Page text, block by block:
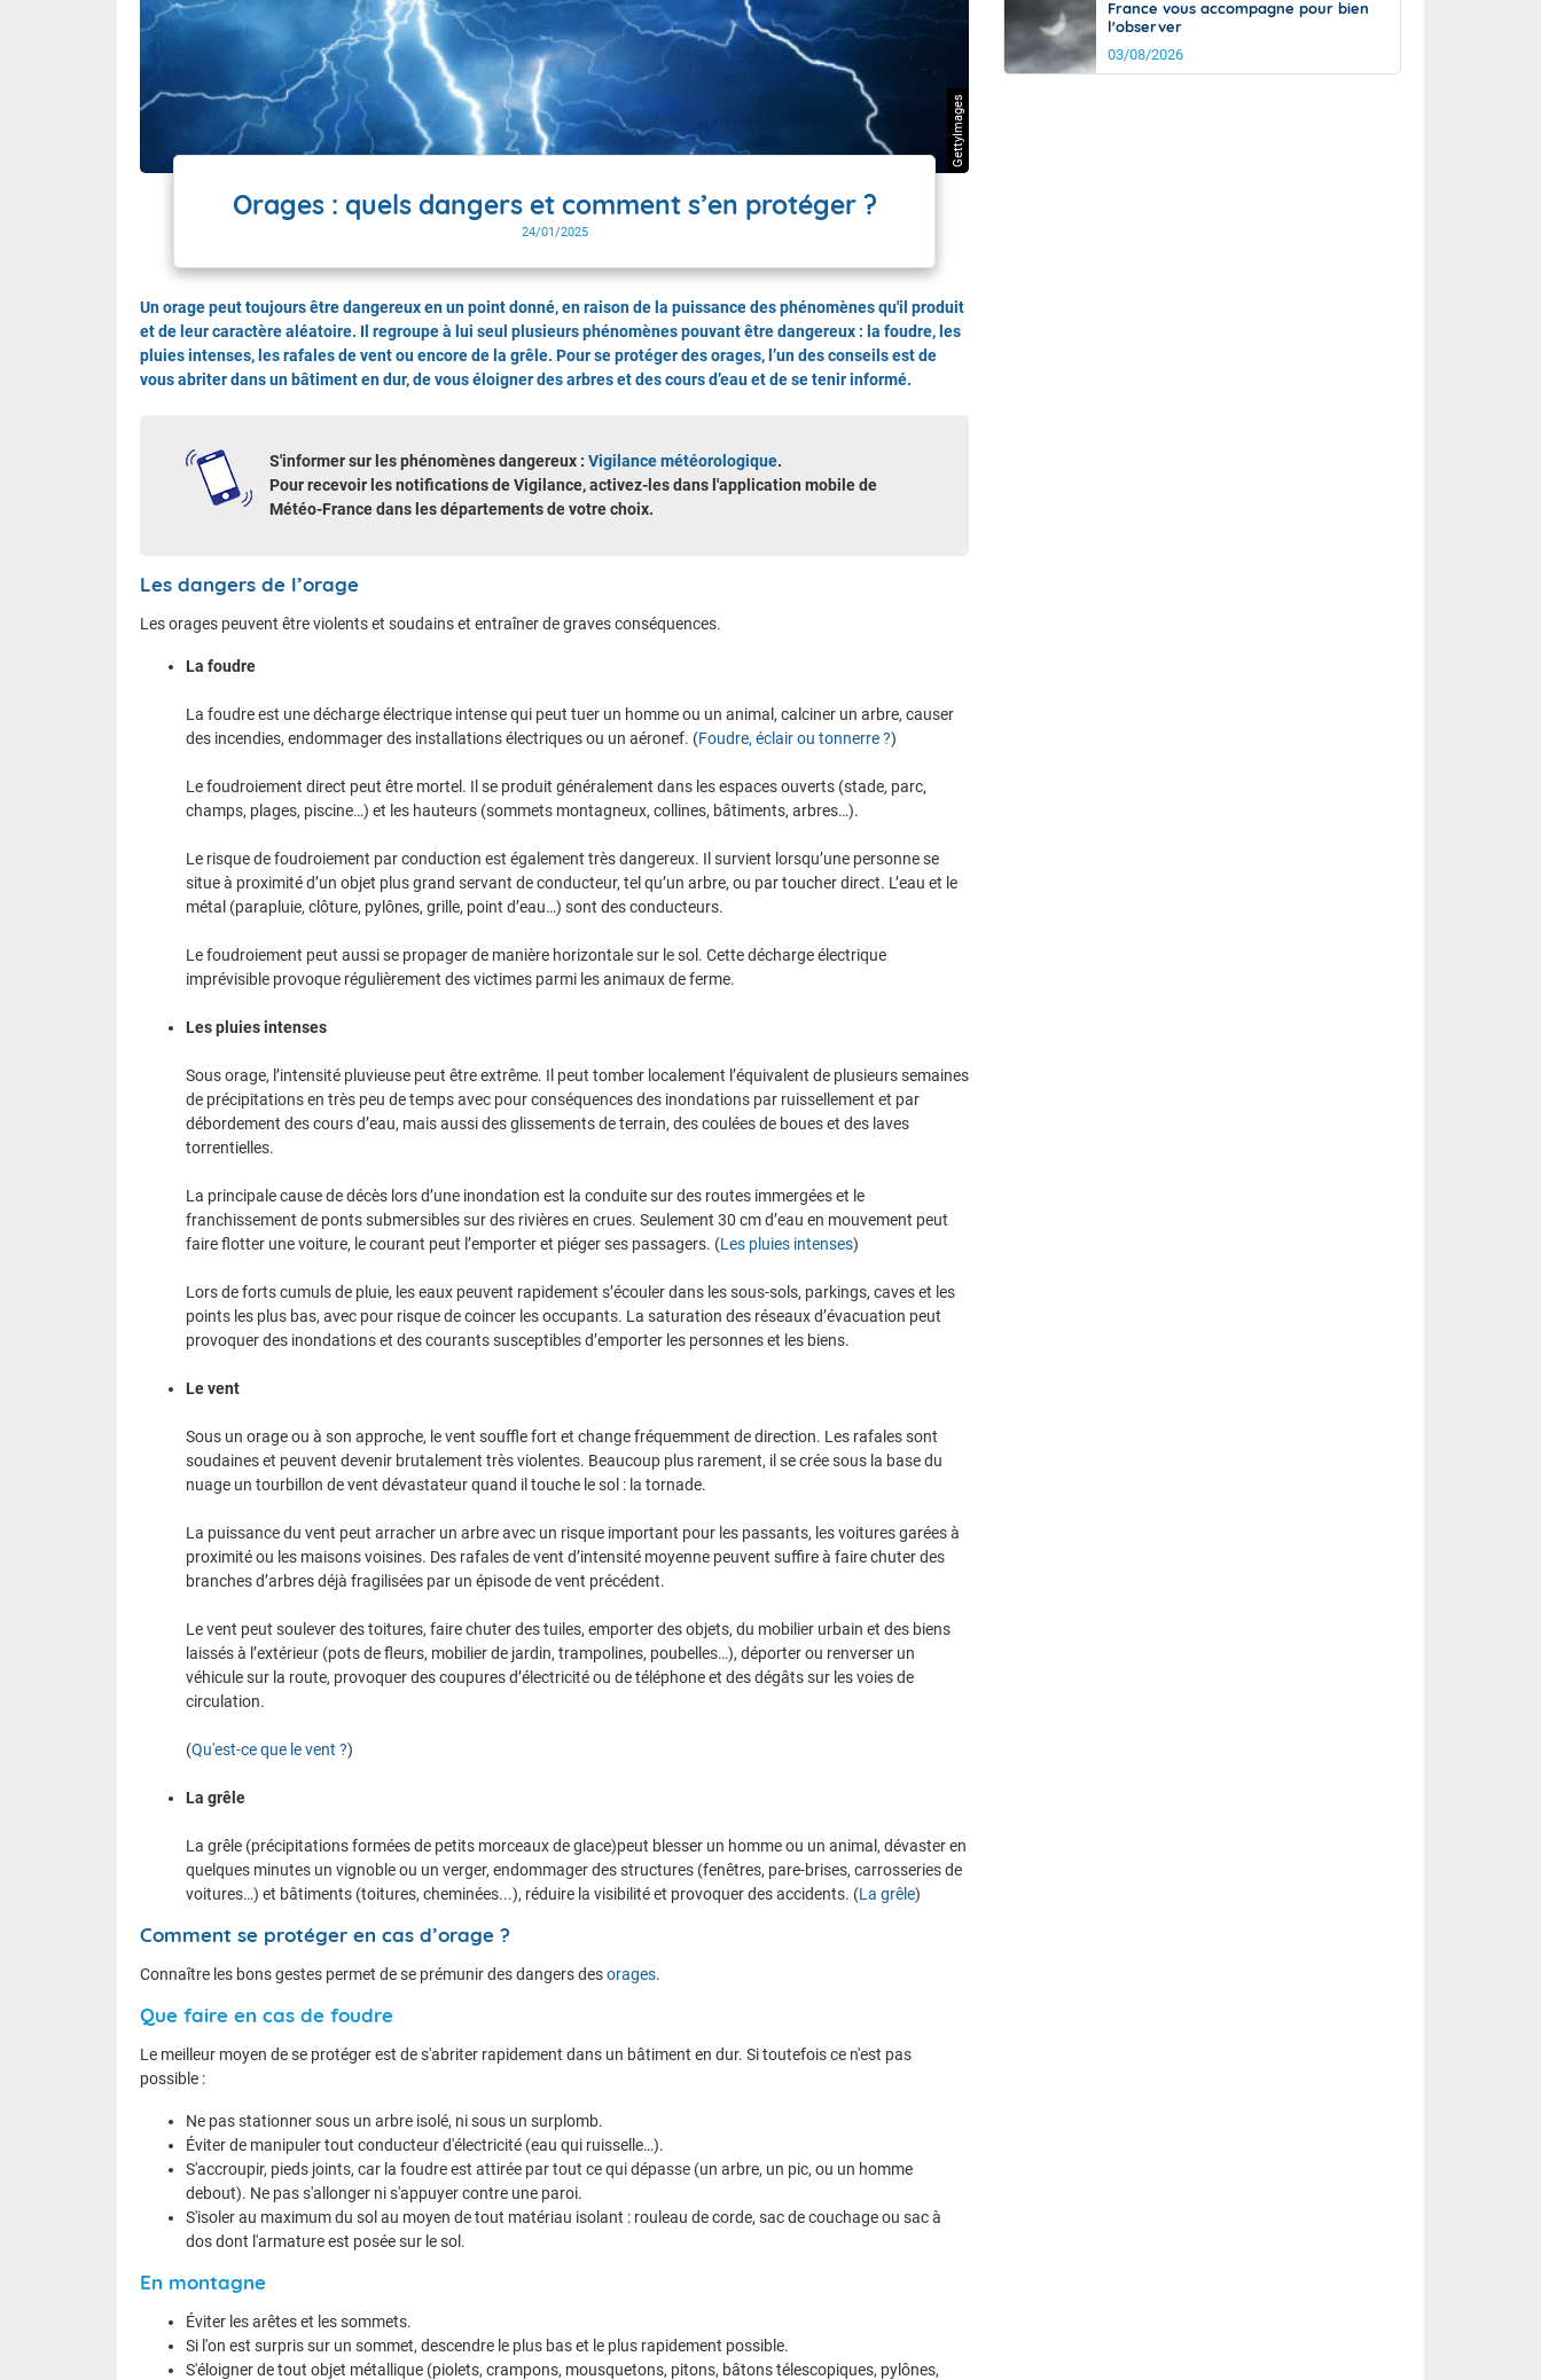
Wallis et Futuna
Grand froid
GettyImages
Orages : quels dangers et comment s’en protéger ?
24/01/2025
Un orage peut toujours être dangereux en un point donné, en raison de la puissance des phénomènes qu'il produit
et de leur caractère aléatoire. Il regroupe à lui seul plusieurs phénomènes pouvant être dangereux : la foudre, les
pluies intenses, les rafales de vent ou encore de la grêle. Pour se protéger des orages, l’un des conseils est de
vous abriter dans un bâtiment en dur, de vous éloigner des arbres et des cours d’eau et de se tenir informé.
S'informer sur les phénomènes dangereux : Vigilance météorologique.
Pour recevoir les notifications de Vigilance, activez-les dans l'application mobile de
Météo-France dans les départements de votre choix.
Les dangers de l’orage
Les orages peuvent être violents et soudains et entraîner de graves conséquences.
La foudre
La foudre est une décharge électrique intense qui peut tuer un homme ou un animal, calciner un arbre, causer
des incendies, endommager des installations électriques ou un aéronef. (Foudre, éclair ou tonnerre ?)
Le foudroiement direct peut être mortel. Il se produit généralement dans les espaces ouverts (stade, parc,
champs, plages, piscine…) et les hauteurs (sommets montagneux, collines, bâtiments, arbres…).
Le risque de foudroiement par conduction est également très dangereux. Il survient lorsqu’une personne se
situe à proximité d’un objet plus grand servant de conducteur, tel qu’un arbre, ou par toucher direct. L’eau et le
métal (parapluie, clôture, pylônes, grille, point d’eau…) sont des conducteurs.
Le foudroiement peut aussi se propager de manière horizontale sur le sol. Cette décharge électrique
imprévisible provoque régulièrement des victimes parmi les animaux de ferme.
Les pluies intenses
Sous orage, l’intensité pluvieuse peut être extrême. Il peut tomber localement l’équivalent de plusieurs semaines
de précipitations en très peu de temps avec pour conséquences des inondations par ruissellement et par
débordement des cours d’eau, mais aussi des glissements de terrain, des coulées de boues et des laves
torrentielles.
La principale cause de décès lors d’une inondation est la conduite sur des routes immergées et le
franchissement de ponts submersibles sur des rivières en crues. Seulement 30 cm d’eau en mouvement peut
faire flotter une voiture, le courant peut l’emporter et piéger ses passagers. (Les pluies intenses)
Lors de forts cumuls de pluie, les eaux peuvent rapidement s’écouler dans les sous-sols, parkings, caves et les
points les plus bas, avec pour risque de coincer les occupants. La saturation des réseaux d’évacuation peut
provoquer des inondations et des courants susceptibles d’emporter les personnes et les biens.
Le vent
Sous un orage ou à son approche, le vent souffle fort et change fréquemment de direction. Les rafales sont
soudaines et peuvent devenir brutalement très violentes. Beaucoup plus rarement, il se crée sous la base du
nuage un tourbillon de vent dévastateur quand il touche le sol : la tornade.
La puissance du vent peut arracher un arbre avec un risque important pour les passants, les voitures garées à
proximité ou les maisons voisines. Des rafales de vent d’intensité moyenne peuvent suffire à faire chuter des
branches d’arbres déjà fragilisées par un épisode de vent précédent.
Le vent peut soulever des toitures, faire chuter des tuiles, emporter des objets, du mobilier urbain et des biens
laissés à l’extérieur (pots de fleurs, mobilier de jardin, trampolines, poubelles…), déporter ou renverser un
véhicule sur la route, provoquer des coupures d’électricité ou de téléphone et des dégâts sur les voies de
circulation.
(Qu'est-ce que le vent ?)
La grêle
La grêle (précipitations formées de petits morceaux de glace)peut blesser un homme ou un animal, dévaster en
quelques minutes un vignoble ou un verger, endommager des structures (fenêtres, pare-brises, carrosseries de
voitures…) et bâtiments (toitures, cheminées...), réduire la visibilité et provoquer des accidents. (La grêle)
Comment se protéger en cas d’orage ?
Connaître les bons gestes permet de se prémunir des dangers desorages.
Que faire en cas de foudre
Le meilleur moyen de se protéger est de s'abriter rapidement dans un bâtiment en dur. Si toutefois ce n'est pas
possible :
Ne pas stationner sous un arbre isolé, ni sous un surplomb.
Éviter de manipuler tout conducteur d'électricité (eau qui ruisselle…).
S'accroupir, pieds joints, car la foudre est attirée par tout ce qui dépasse (un arbre, un pic, ou un homme
debout). Ne pas s'allonger ni s'appuyer contre une paroi.
S'isoler au maximum du sol au moyen de tout matériau isolant : rouleau de corde, sac de couchage ou sac à
dos dont l'armature est posée sur le sol.
En montagne
Éviter les arêtes et les sommets.
Si l'on est surpris sur un sommet, descendre le plus bas et le plus rapidement possible.
S'éloigner de tout objet métallique (piolets, crampons, mousquetons, pitons, bâtons télescopiques, pylônes,
France vous accompagne pour bien
l'observer
03/08/2026